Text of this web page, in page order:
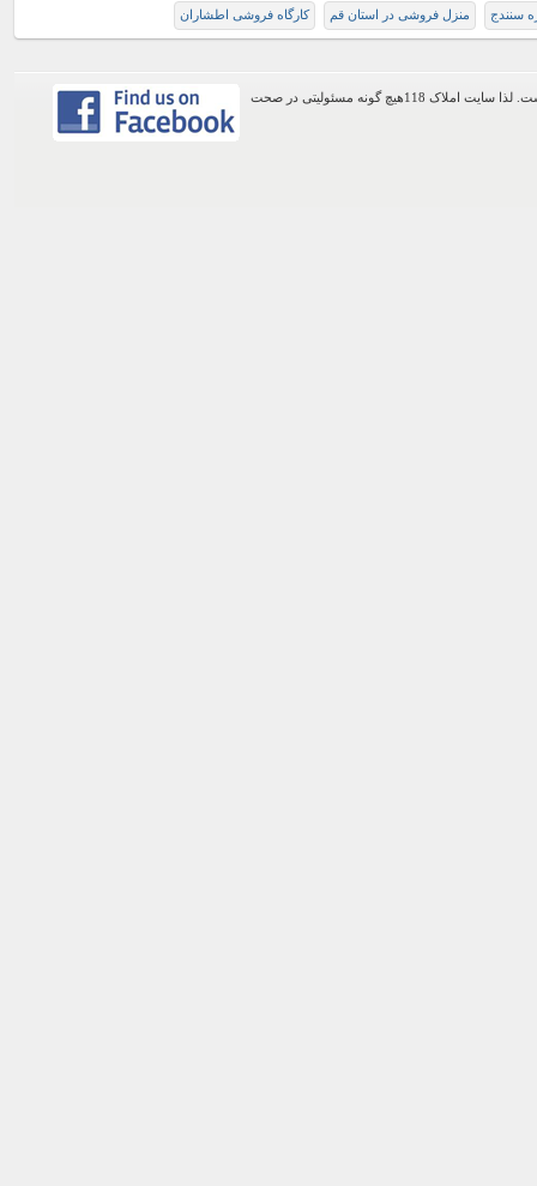
سنندج منزل فروشی در استان قم کارگاه فروشی اطشاران
اطلاعات موجود در این وب سایت از طریق کاربران عمومی سایت ثبت شده است. لذا سایت املاک 118هیچ گونه مسئولیتی در صحت